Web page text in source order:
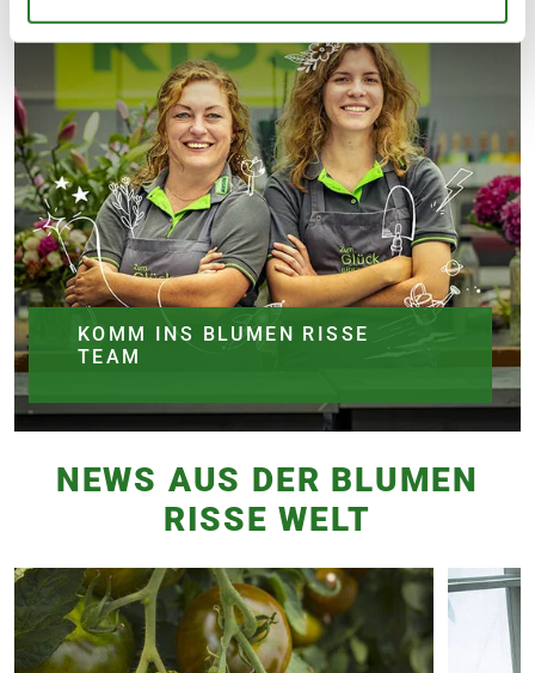
KOMM INS BLUMEN RISSE
TEAM
NEWS AUS DER BLUMEN
RISSE WELT